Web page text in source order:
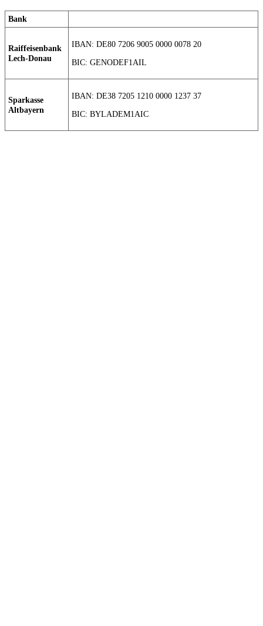
Bank
Raiffeisenbank
Lech-Donau
IBAN: DE80 7206 9005 0000 0078 20
BIC: GENODEF1AIL
Sparkasse
Altbayern
IBAN: DE38 7205 1210 0000 1237 37
BIC: BYLADEM1AIC